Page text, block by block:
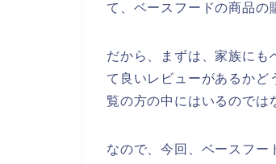
て、ベースフードの商品の
だから、まずは、家族にも
て良いレビューがあるかど
覧の方の中にはいるのでは
なので、今回、ベースフー